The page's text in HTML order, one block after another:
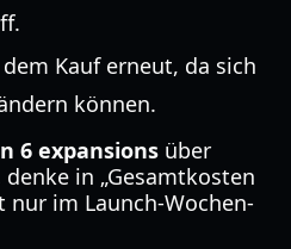
Kauf erneut, da sich
können.
6 expansions über
in „Gesamtkosten
nur im Launch-Wochen-